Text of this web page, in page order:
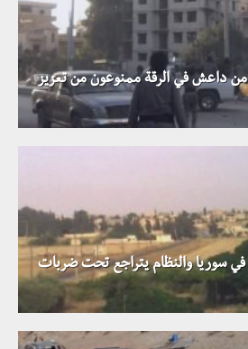
عنصر من داعش في الرقة ممنوعون من تعزيز
في سوريا والنظام يتراجع تحت ضربات